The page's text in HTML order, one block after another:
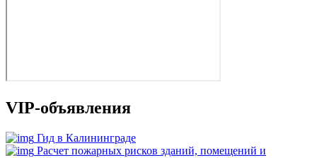
VIP-объявления
Гид в Калининграде
Расчет пожарных рисков зданий, помещений и